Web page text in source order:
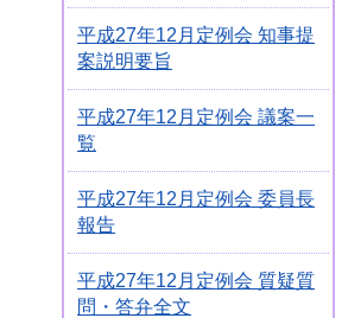
平成27年12月定例会 知事提
案説明要旨
平成27年12月定例会 議案一
覧
平成27年12月定例会 委員長
報告
平成27年12月定例会 質疑質
問・答弁全文